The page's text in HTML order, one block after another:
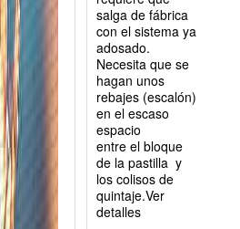
salga de fábrica
con el sistema ya
adosado.
Necesita que se
hagan unos
rebajes (escalón)
en el escaso
espacio
entre el bloque
de la pastilla y
los colisos de
quintaje.Ver
detalles